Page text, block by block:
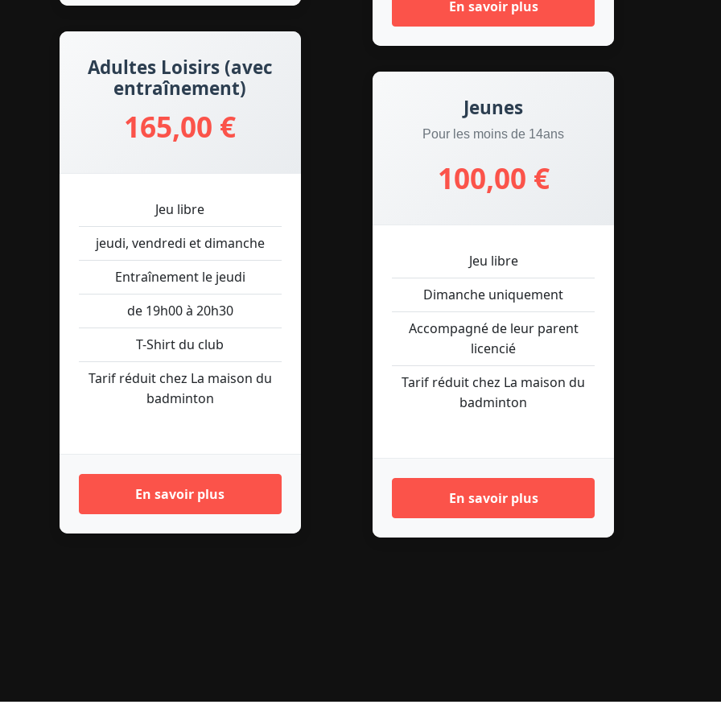
Adultes Loisirs (avec
entraînement)
165,00 €
Jeu libre
jeudi, vendredi et dimanche
Entraînement le jeudi
de 19h00 à 20h30
T-Shirt du club
Tarif réduit chez La maison du
badminton
En savoir plus
En savoir plus
Jeunes
Pour les moins de 14ans
100,00 €
Jeu libre
Dimanche uniquement
Accompagné de leur parent
licencié
Tarif réduit chez La maison du
badminton
En savoir plus